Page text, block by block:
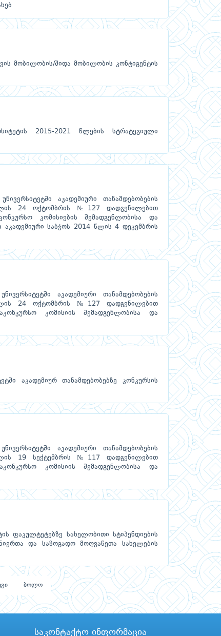
მობილობის/შიდა მობილობის კონტიგენტის
2015-2021 წლების სტრატეგიული
აკადემიური თანამდებობების
24 ოქტომბრის №127 დადგენილებით
კომისიების შემადგენლობისა და
აკადემიური საბჭოს 2014 წლის 4 დეკემბრის
აკადემიური თანამდებობების
24 ოქტომბრის №127 დადგენილებით
კომისიის შემადგენლობისა და
აკადემიურ თანამდებობებზე კონკურსის
აკადემიური თანამდებობების
19 სექტემბრის №117 დადგენილებით
კომისიის შემადგენლობისა და
ფაკულტეტებზე სახელობითი სტიპენდიების
და საზოგადო მოღვაწეთა სახელების
ბოლო
საკონტაქტო ინფორმაცია